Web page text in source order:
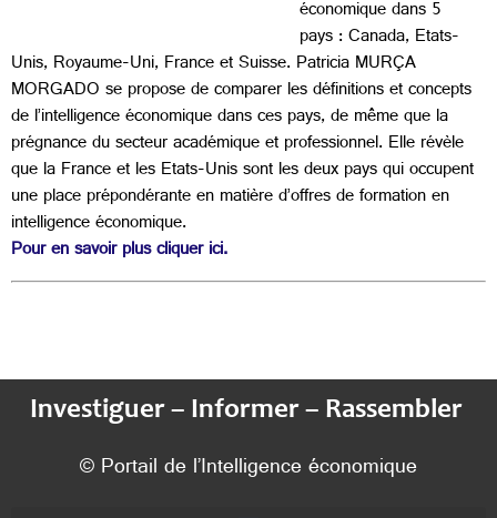
économique dans 5
pays : Canada, Etats-
Unis, Royaume-Uni, France et Suisse. Patricia MURÇA
MORGADO se propose de comparer les définitions et concepts
de l’intelligence économique dans ces pays, de même que la
prégnance du secteur académique et professionnel. Elle révèle
que la France et les Etats-Unis sont les deux pays qui occupent
une place prépondérante en matière d’offres de formation en
intelligence économique.
Pour en savoir plus cliquer ici.
Investiguer – Informer – Rassembler
© Portail de l’Intelligence économique